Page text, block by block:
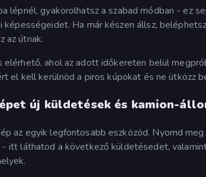
gyakorolhatsz a szabad módban - ez
Ha már készen állsz,
az útnak.
ahol az adott időkereten belül
el kell kerülnöd a piros kúpokat és ne ütközz
új küldetések és kamion-
az egyik legfontosabb eszközöd. Nyomd
itt láthatod a következő küldetésedet,